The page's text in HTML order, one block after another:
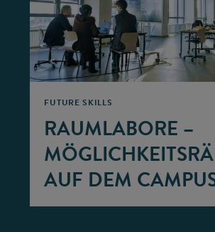
FUTURE SKILLS
RAUMLABORE –
AUF DEM